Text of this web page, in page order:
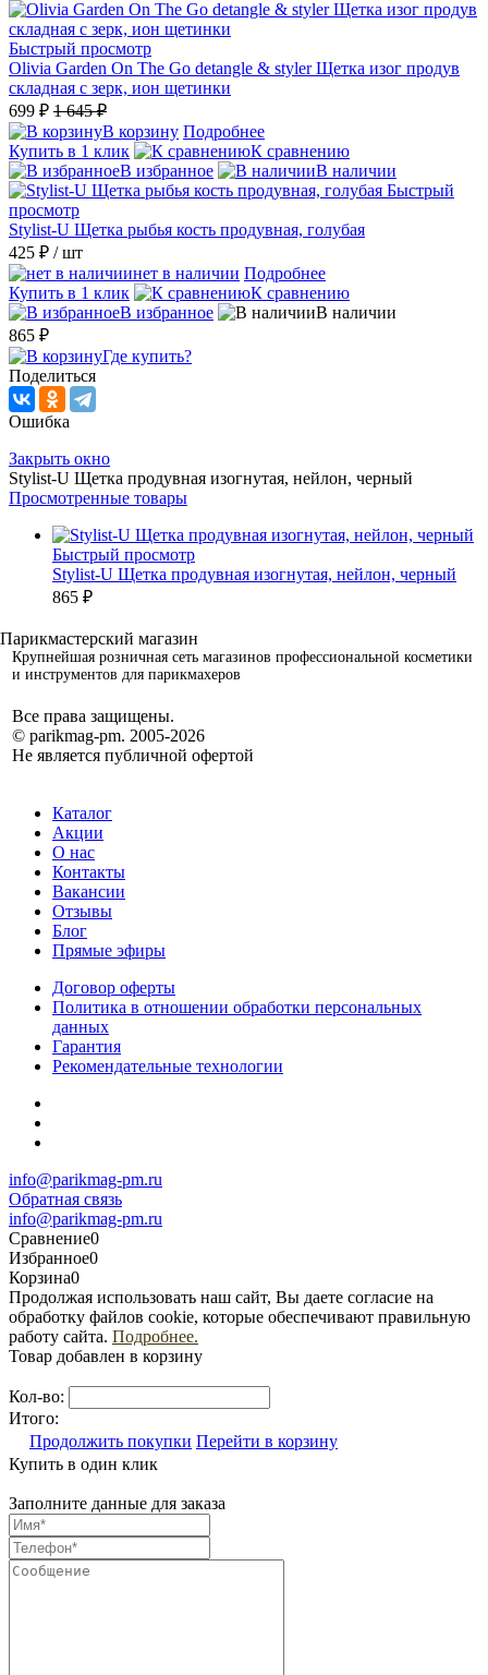
Быстрый просмотр
Olivia Garden On The Go detangle & styler Щетка изог продув
складная с зерк, ион щетинки
699 ₽ 1 645 ₽
В корзину Подробнее
Купить в 1 клик
К сравнению
В избранное
В наличии
Быстрый
просмотр
Stylist-U Щетка рыбья кость продувная, голубая
425 ₽ / шт
нет в наличии Подробнее
Купить в 1 клик
К сравнению
В избранное
В наличии
865 ₽
Где купить?
Поделиться
Ошибка
Закрыть окно
Stylist-U Щетка продувная изогнутая, нейлон, черный
Просмотренные товары
Быстрый просмотр
Stylist-U Щетка продувная изогнутая, нейлон, черный
865 ₽
Крупнейшая розничная сеть магазинов профессиональной косметики
и инструментов для парикмахеров
Все права защищены.
© parikmag-pm. 2005-2026
Не является публичной офертой
Каталог
Акции
О нас
Контакты
Вакансии
Отзывы
Блог
Прямые эфиры
Договор оферты
Политика в отношении обработки персональных
данных
Гарантия
Рекомендательные технологии
info@parikmag-pm.ru
Обратная связь
info@parikmag-pm.ru
Сравнение0
Избранное0
Корзина0
Продолжая использовать наш сайт, Вы даете согласие на
обработку файлов cookie, которые обеспечивают правильную
работу сайта. Подробнее.
Товар добавлен в корзину
Кол-во:
Итого:
Продолжить покупки Перейти в корзину
Купить в один клик
Заполните данные для заказа